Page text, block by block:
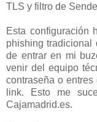
TLS y filtro de
Esta configuración
phishing tradicional
de entrar en mi
venir del equipo
contraseña o
link. Esto me
Cajamadrid.es.